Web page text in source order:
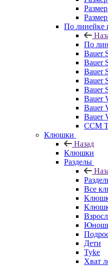
По линейке
По
Bauer
Bauer
Bauer
Bauer
Bauer
Bauer
Bauer
Bauer
CCM
Клюшки
Назад
Клюшки
Разделы
Все
Дети
Tyke
Хват